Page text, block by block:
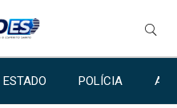
ESTADO POLÍCIA